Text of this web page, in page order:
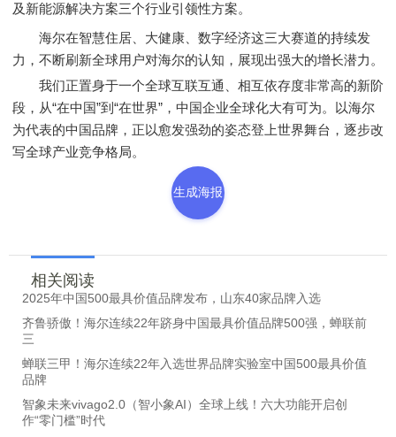
及新能源解决方案三个行业引领性方案。
海尔在智慧住居、大健康、数字经济这三大赛道的持续发
力，不断刷新全球用户对海尔的认知，展现出强大的增长潜力。
我们正置身于一个全球互联互通、相互依存度非常高的新阶
段，从“在中国”到“在世界”，中国企业全球化大有可为。以海尔
为代表的中国品牌，正以愈发强劲的姿态登上世界舞台，逐步改
写全球产业竞争格局。
生成海报
相关阅读
2025年中国500最具价值品牌发布，山东40家品牌入选
齐鲁骄傲！海尔连续22年跻身中国最具价值品牌500强，蝉联前
三
蝉联三甲！海尔连续22年入选世界品牌实验室中国500最具价值
品牌
智象未来vivago2.0（智小象AI）全球上线！六大功能开启创
作“零门槛”时代